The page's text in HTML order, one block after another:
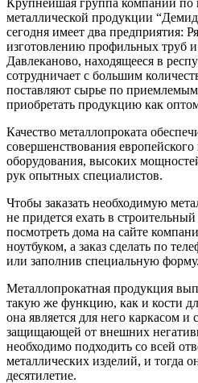
металлической продукции
сегодня имеет два предприятия:
изготовлению профильных труб и
Давлеканово, находящееся в
сотрудничает с большим
поставляют сырье по
приобретать продукцию как
Качество металлопроката
совершенствования европейского
оборудования, высоких
рук опытных специалистов.
Чтобы заказать необходимую
не придется ехать в
посмотреть дома на сайте
ноутбуком, а заказ сделать по
или заполнив специальную форму.
Металлопрокатная продукция
такую же функцию, как и кости
она является для него каркасом и
защищающей от внешних
необходимо подходить со всей
металлических изделий, и тогда
десятилетие.